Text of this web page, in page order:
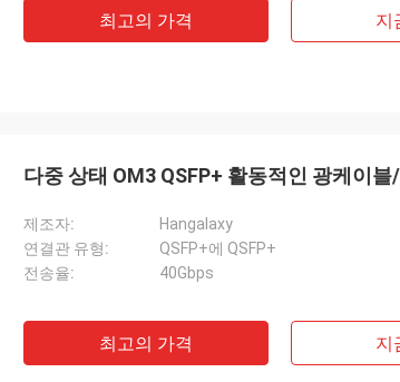
최고의 가격 지
다중 상태 OM3 QSFP+ 활동적인 광케이
제조자:
Hangalaxy
연결관 유형:
QSFP+에 QSFP+
전송율:
40Gbps
최고의 가격 지